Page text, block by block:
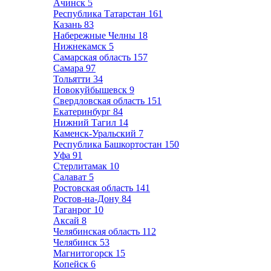
Ачинск 5
Республика Татарстан 161
Казань 83
Набережные Челны 18
Нижнекамск 5
Самарская область 157
Самара 97
Тольятти 34
Новокуйбышевск 9
Свердловская область 151
Екатеринбург 84
Нижний Тагил 14
Каменск-Уральский 7
Республика Башкортостан 150
Уфа 91
Стерлитамак 10
Салават 5
Ростовская область 141
Ростов-на-Дону 84
Таганрог 10
Аксай 8
Челябинская область 112
Челябинск 53
Магнитогорск 15
Копейск 6